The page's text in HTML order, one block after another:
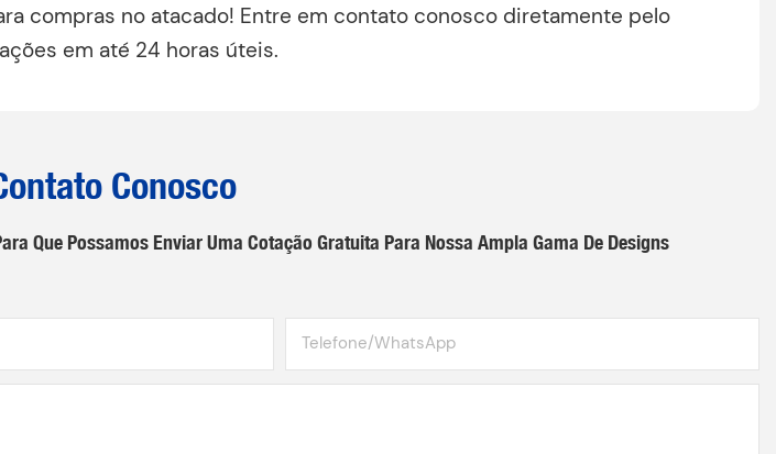
compras no atacado! Entre em contato conosco diretamente pelo
em até 24 horas úteis.
Conosco
Que Possamos Enviar Uma Cotação Gratuita Para Nossa Ampla Gama De Designs
Telefone/WhatsApp